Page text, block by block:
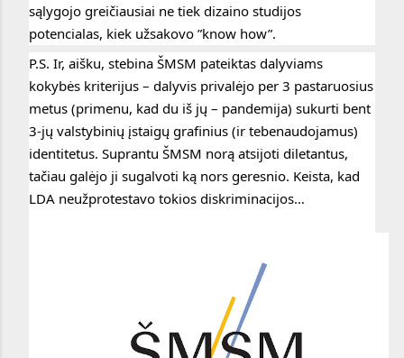
sąlygojo greičiausiai ne tiek dizaino studijos
potencialas, kiek užsakovo ”know how”.
P.S. Ir, aišku, stebina ŠMSM pateiktas dalyviams
kokybės kriterijus – dalyvis privalėjo per 3 pastaruosius
metus (primenu, kad du iš jų – pandemija) sukurti bent
3-jų valstybinių įstaigų grafinius (ir tebenaudojamus)
identitetus. Suprantu ŠMSM norą atsijoti diletantus,
tačiau galėjo ji sugalvoti ką nors geresnio. Keista, kad
LDA neužprotestavo tokios diskriminacijos…